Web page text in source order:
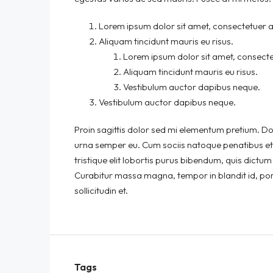
Lorem ipsum dolor sit amet, consectetuer
Aliquam tincidunt mauris eu risus.
Lorem ipsum dolor sit amet,
Aliquam tincidunt mauris eu risus.
Vestibulum auctor dapibus neque.
Vestibulum auctor dapibus neque.
Proin sagittis dolor sed mi elementum pretium.
urna semper eu. Cum sociis natoque penatibus
tristique elit lobortis purus bibendum, quis
Curabitur massa magna, tempor in blandit id,
sollicitudin et.
Tags